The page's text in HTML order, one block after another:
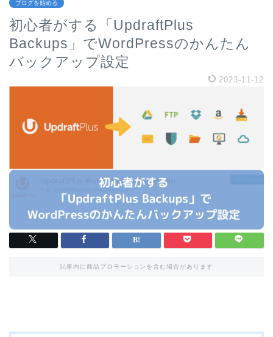
ブログを始める
初心者がする「UpdraftPlus
Backups」でWordPressのかんたん
バックアップ設定
2023-11-12
記事内に商品プロモーションを含む場合があります